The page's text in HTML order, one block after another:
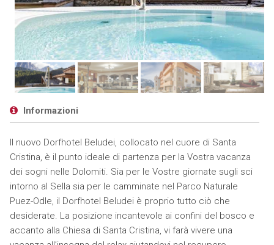
Informazioni
Il nuovo Dorfhotel Beludei, collocato nel cuore di Santa
Cristina, è il punto ideale di partenza per la Vostra vacanza
dei sogni nelle Dolomiti. Sia per le Vostre giornate sugli sci
intorno al Sella sia per le camminate nel Parco Naturale
Puez-Odle, il Dorfhotel Beludei è proprio tutto ciò che
desiderate. La posizione incantevole ai confini del bosco e
accanto alla Chiesa di Santa Cristina, vi farà vivere una